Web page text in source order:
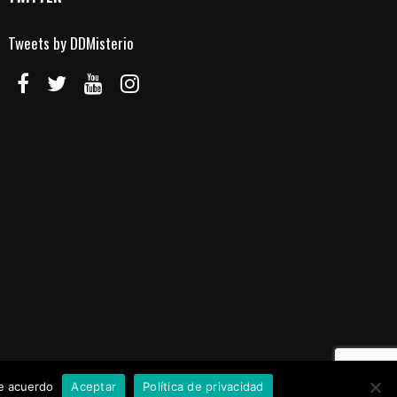
Tweets by DDMisterio
Aviso Legal Política de Cookies Política de Privacidad
acuerdo Aceptar Política de privacidad